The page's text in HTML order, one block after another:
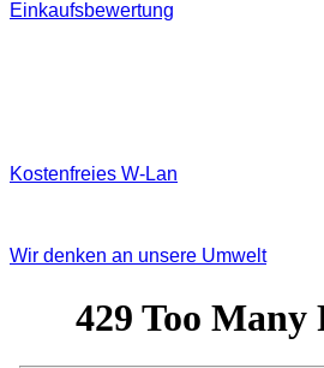
Einkaufsbewertung
Kostenfreies W‐Lan
Wir denken an unsere Umwelt